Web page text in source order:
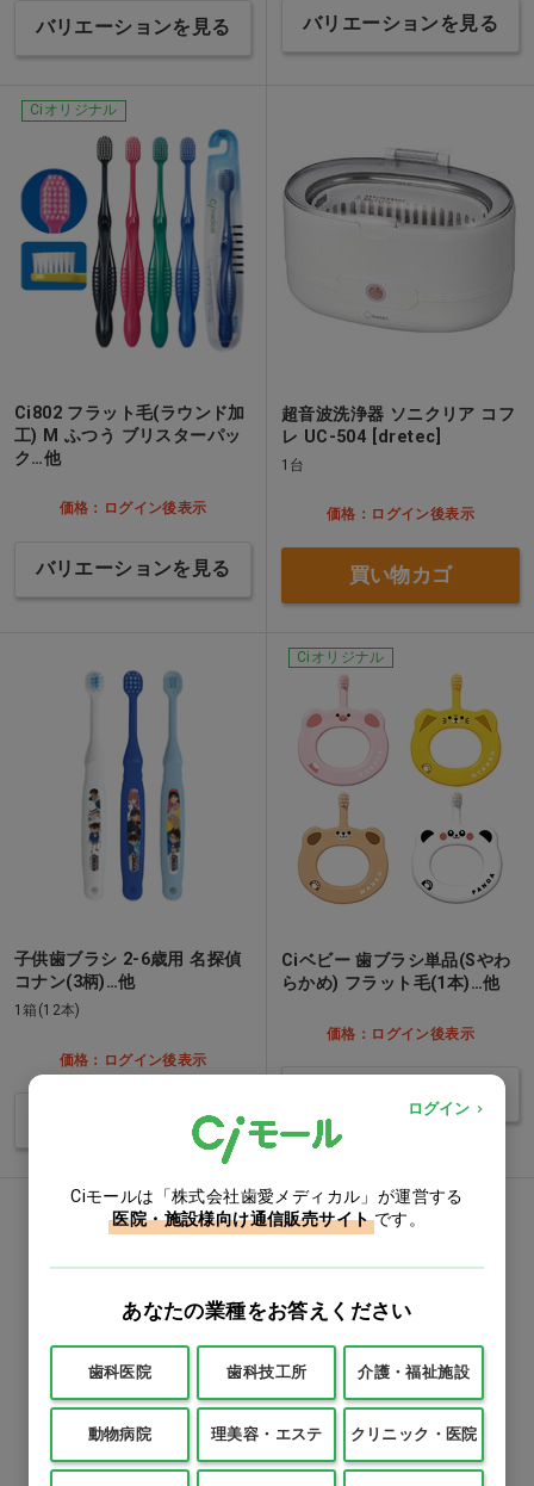
バリエーションを見る バリエーションを見る
Ciオリジナル
Ci802 フラット毛(ラウンド加
工) M ふつう ブリスターパッ
ク…他
価格：ログイン後表示
バリエーションを見る
超音波洗浄器 ソニクリア コフ
レ UC-504 [dretec]
1台
価格：ログイン後表示
買い物カゴ
子供歯ブラシ 2-6歳用 名探偵
コナン(3柄)…他
1箱(12本)
価格：ログイン後表示
バリエーションを見る
Ciオリジナル
Ciベビー 歯ブラシ単品(Sやわ
らかめ) フラット毛(1本)…他
価格：ログイン後表示
ログイン
Ciモールは「株式会社歯愛メディカル」が運営する
医院・施設様向け通信販売サイト です。
あなたの業種をお答えください
歯科医院 歯科技工所 介護・福祉施設
動物病院 理美容・エステ クリニック・医院